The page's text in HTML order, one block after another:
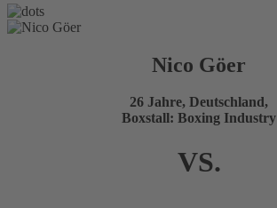
Nico Göer
26 Jahre, Deutschland,
Boxstall: Boxing Industry
VS.